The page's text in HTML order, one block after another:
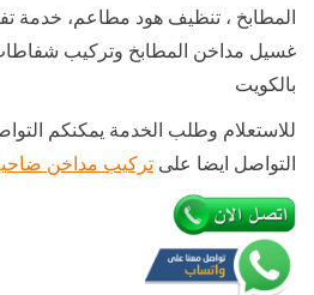
المطابخ ، تنظيف هود مطاعم، خدمة
غسيل مداخن المطابخ وتركيب
بالكويت
للاستعلام وطلب الخدمة يمكنكم
التواصل ايضا على تركيب مداخن ضاحية